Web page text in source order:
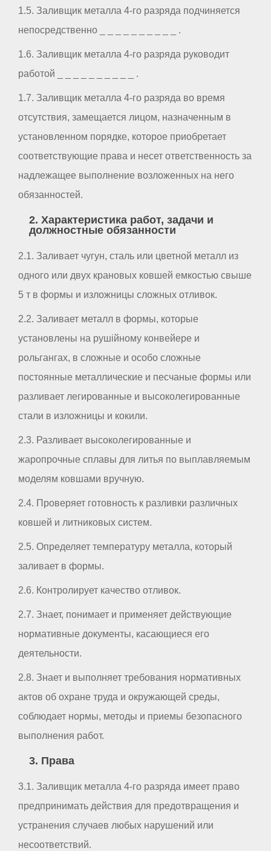
1.5. Заливщик металла 4-го разряда подчиняется
непосредственно _ _ _ _ _ _ _ _ _ _ .
1.6. Заливщик металла 4-го разряда руководит
работой _ _ _ _ _ _ _ _ _ _ .
1.7. Заливщик металла 4-го разряда во время
отсутствия, замещается лицом, назначенным в
установленном порядке, которое приобретает
соответствующие права и несет ответственность за
надлежащее выполнение возложенных на него
обязанностей.
2. Характеристика работ, задачи и
должностные обязанности
2.1. Заливает чугун, сталь или цветной металл из
одного или двух крановых ковшей емкостью свыше
5 т в формы и изложницы сложных отливок.
2.2. Заливает металл в формы, которые
установлены на рушійному конвейере и
рольгангах, в сложные и особо сложные
постоянные металлические и песчаные формы или
разливает легированные и высоколегированные
стали в изложницы и кокили.
2.3. Разливает высоколегированные и
жаропрочные сплавы для литья по выплавляемым
моделям ковшами вручную.
2.4. Проверяет готовность к разливки различных
ковшей и литниковых систем.
2.5. Определяет температуру металла, который
заливает в формы.
2.6. Контролирует качество отливок.
2.7. Знает, понимает и применяет действующие
нормативные документы, касающиеся его
деятельности.
2.8. Знает и выполняет требования нормативных
актов об охране труда и окружающей среды,
соблюдает нормы, методы и приемы безопасного
выполнения работ.
3. Права
3.1. Заливщик металла 4-го разряда имеет право
предпринимать действия для предотвращения и
устранения случаев любых нарушений или
несоответствий.